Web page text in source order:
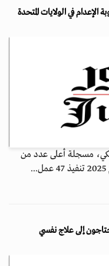
مسجلة أعلى عدد من